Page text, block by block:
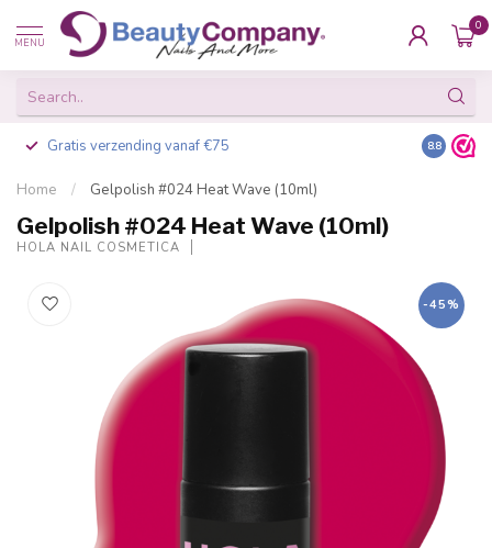
MENU
0
Gratis verzending vanaf €75 Besteld
8.8
Home / Gelpolish #024 Heat Wave (10ml)
Gelpolish #024 Heat Wave (10ml)
HOLA NAIL COSMETICA
-45%